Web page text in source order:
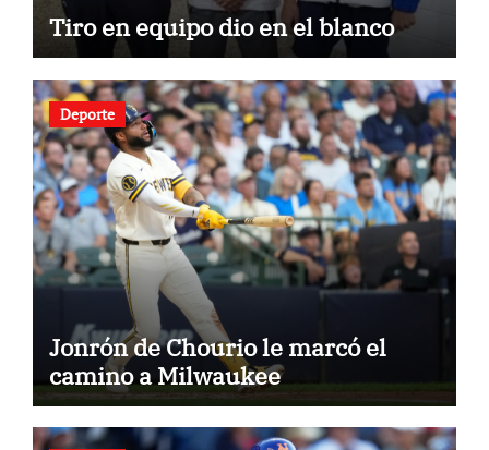
Tiro en equipo dio en el blanco
Deporte
Jonrón de Chourio le marcó el
camino a Milwaukee